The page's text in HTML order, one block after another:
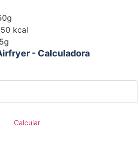
kcal
- Calculadora
Calcular